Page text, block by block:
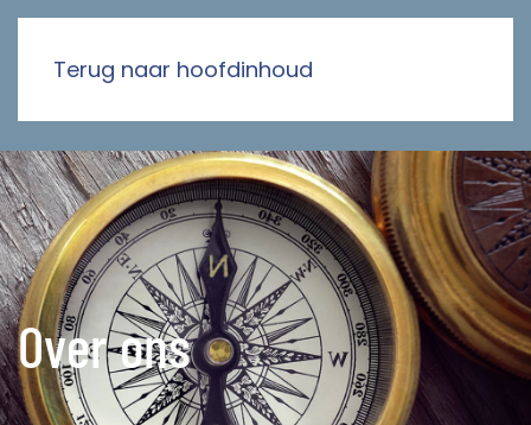
Terug naar hoofdinhoud
Over ons